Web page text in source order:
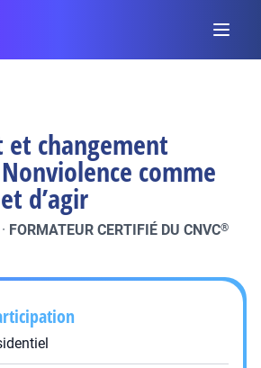
et changement
comme
d’agir
· FORMATEUR CERTIFIÉ DU CNVC®